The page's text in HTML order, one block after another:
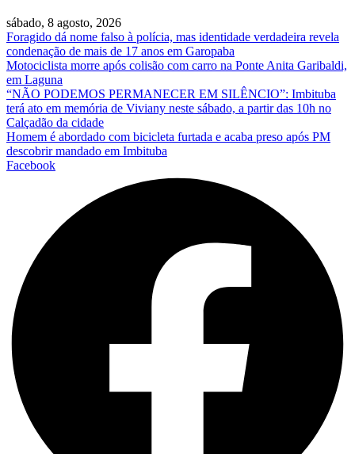
sábado, 8 agosto, 2026
Foragido dá nome falso à polícia, mas identidade verdadeira revela
condenação de mais de 17 anos em Garopaba
Motociclista morre após colisão com carro na Ponte Anita Garibaldi,
em Laguna
“NÃO PODEMOS PERMANECER EM SILÊNCIO”: Imbituba
terá ato em memória de Viviany neste sábado, a partir das 10h no
Calçadão da cidade
Homem é abordado com bicicleta furtada e acaba preso após PM
descobrir mandado em Imbituba
Facebook